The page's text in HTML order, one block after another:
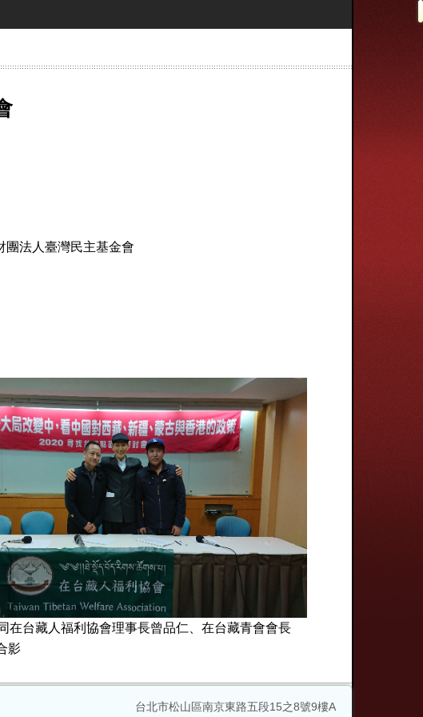
團法人臺灣民主基金會
在台藏人福利協會理事長曾品仁、在台藏青會會長
影
台北市松山區南京東路五段15之8號9樓A